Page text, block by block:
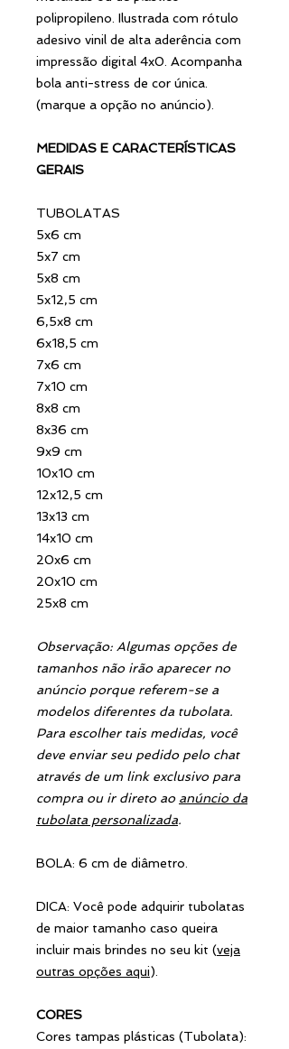
polipropileno. Ilustrada com rótulo
adesivo vinil de alta aderência com
impressão digital 4x0. Acompanha
bola anti-stress de cor única.
(marque a opção no anúncio).
MEDIDAS E CARACTERÍSTICAS
GERAIS
TUBOLATAS
5x6 cm
5x7 cm
5x8 cm
5x12,5 cm
6,5x8 cm
6x18,5 cm
7x6 cm
7x10 cm
8x8 cm
8x36 cm
9x9 cm
10x10 cm
12x12,5 cm
13x13 cm
14x10 cm
20x6 cm
20x10 cm
25x8 cm
Observação: Algumas opções de
tamanhos não irão aparecer no
anúncio porque referem-se a
modelos diferentes da tubolata.
Para escolher tais medidas, você
deve enviar seu pedido pelo chat
através de um link exclusivo para
compra ou ir direto ao anúncio da
tubolata personalizada.
BOLA: 6 cm de diâmetro.
DICA: Você pode adquirir tubolatas
de maior tamanho caso queira
incluir mais brindes no seu kit (veja
outras opções aqui).
CORES
Cores tampas plásticas (Tubolata):